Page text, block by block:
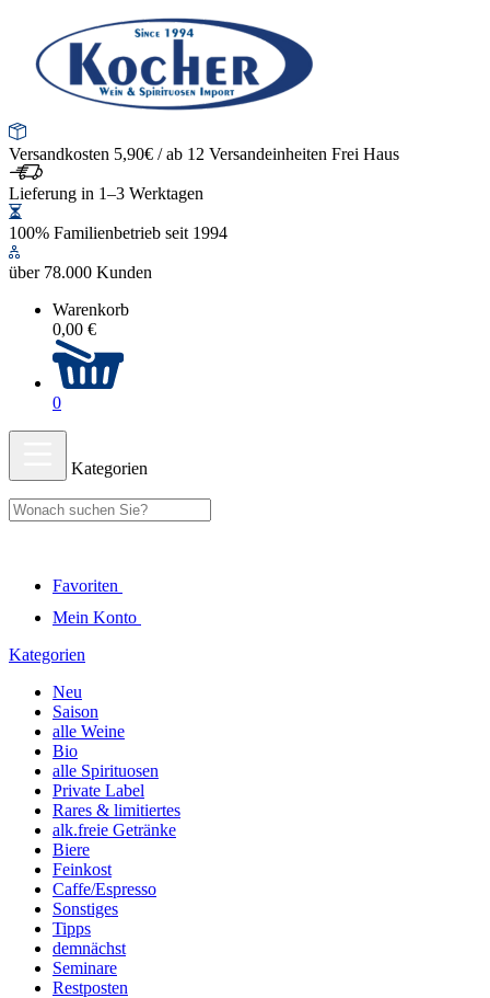
Versandkosten 5,90€ / ab 12 Versandeinheiten Frei Haus
Lieferung in 1–3 Werktagen
100% Familienbetrieb seit 1994
über 78.000 Kunden
Warenkorb
0,00 €
0
Kategorien
Favoriten
Mein Konto
Kategorien
Neu
Saison
alle Weine
Bio
alle Spirituosen
Private Label
Rares & limitiertes
alk.freie Getränke
Biere
Feinkost
Caffe/Espresso
Sonstiges
Tipps
demnächst
Seminare
Restposten